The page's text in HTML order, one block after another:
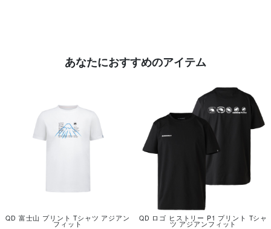
あなたにおすすめのアイテム
QD 富士山 プリント Tシャツ アジアン
フィット
QD ロゴ ヒストリー P1 プリント Tシャ
ツ アジアンフィット